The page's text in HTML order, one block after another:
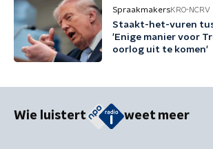
SpraakmakersKRO-NCRV
Staakt-het-vuren
'Enige manier voor
oorlog uit te komen'
Wie luistert weet meer